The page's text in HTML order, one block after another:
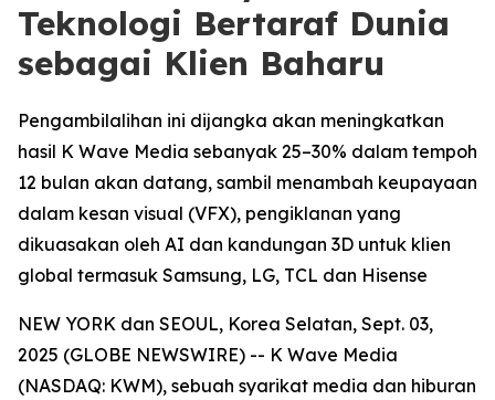
Teknologi Bertaraf Dunia
sebagai Klien Baharu
Pengambilalihan ini dijangka akan meningkatkan
hasil K Wave Media sebanyak 25–30% dalam tempoh
12 bulan akan datang, sambil menambah keupayaan
dalam kesan visual (VFX), pengiklanan yang
dikuasakan oleh AI dan kandungan 3D untuk klien
global termasuk Samsung, LG, TCL dan Hisense
NEW YORK dan SEOUL, Korea Selatan, Sept. 03,
2025 (GLOBE NEWSWIRE) -- K Wave Media
(NASDAQ: KWM), sebuah syarikat media dan hiburan